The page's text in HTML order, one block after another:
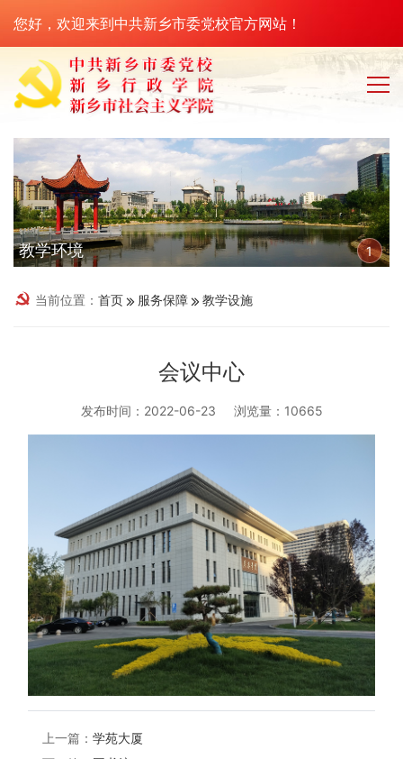
您好，欢迎来到中共新乡市委党校官方网站！
教学环境 1
当前位置： 首页 服务保障 教学设施
会议中心
发布时间：2022-06-23 浏览量：10665
上一篇： 学苑大厦